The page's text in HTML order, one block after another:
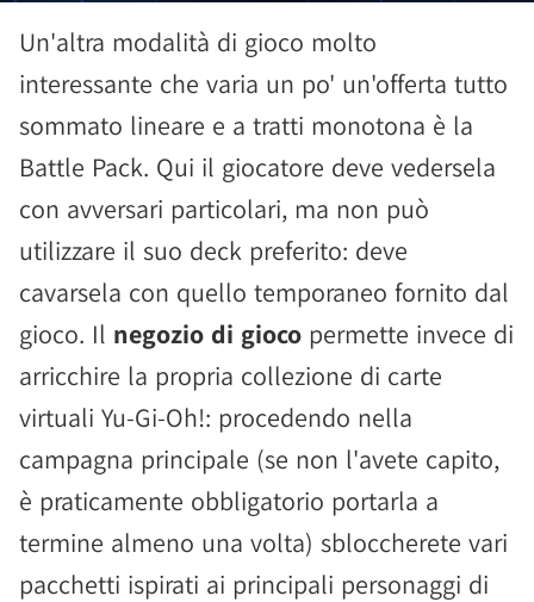
Un'altra modalità di gioco molto
interessante che varia un po' un'offerta tutto
sommato lineare e a tratti monotona è la
Battle Pack. Qui il giocatore deve vedersela
con avversari particolari, ma non può
utilizzare il suo deck preferito: deve
cavarsela con quello temporaneo fornito dal
gioco. Il negozio di gioco permette invece di
arricchire la propria collezione di carte
virtuali Yu-Gi-Oh!: procedendo nella
campagna principale (se non l'avete capito,
è praticamente obbligatorio portarla a
termine almeno una volta) sbloccherete vari
pacchetti ispirati ai principali personaggi di